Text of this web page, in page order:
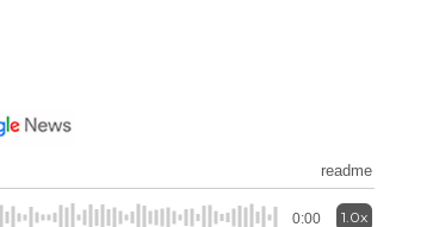
readme
0:00 1.0x